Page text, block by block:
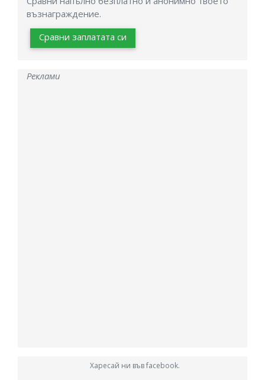
възнаграждение.
Сравни заплатата си
Реклами
Харесай ни във facebook.